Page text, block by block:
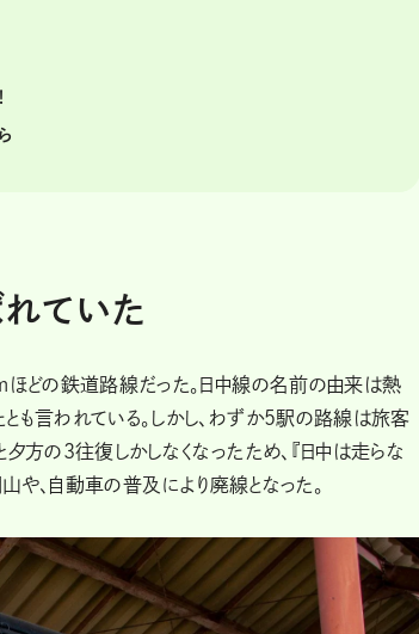
れていた
どの鉄道路線だった。日中線の名前の由来は熱
も言われている。しかし、わずか5駅の路線は旅客
方の3往復しかしなくなったため、『日中は走らな
や、自動車の普及により廃線となった。